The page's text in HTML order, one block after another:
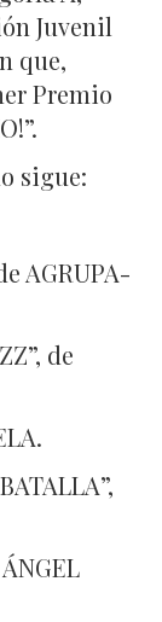
Juvenil
que,
Premio
sigue:
AGRUPA-
de